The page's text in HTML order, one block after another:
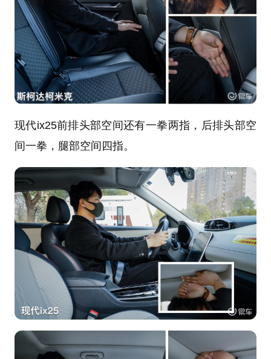
现代ix25前排头部空间还有一拳两指，后排头部空
间一拳，腿部空间四指。